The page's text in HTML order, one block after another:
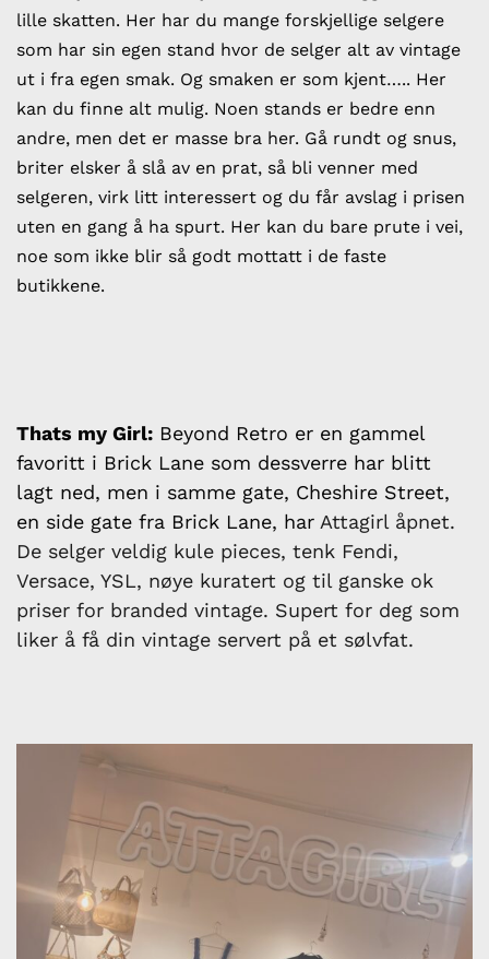
lille skatten. Her har du mange forskjellige selgere
som har sin egen stand hvor de selger alt av vintage
ut i fra egen smak. Og smaken er som kjent….. Her
kan du finne alt mulig. Noen stands er bedre enn
andre, men det er masse bra her. Gå rundt og snus,
briter elsker å slå av en prat, så bli venner med
selgeren, virk litt interessert og du får avslag i prisen
uten en gang å ha spurt. Her kan du bare prute i vei,
noe som ikke blir så godt mottatt i de faste
butikkene.
Thats my Girl: Beyond Retro er en gammel
favoritt i Brick Lane som dessverre har blitt
lagt ned, men i samme gate, Cheshire Street,
en side gate fra Brick Lane, har Attagirl åpnet.
De selger veldig kule pieces, tenk Fendi,
Versace, YSL, nøye kuratert og til ganske ok
priser for branded vintage. Supert for deg som
liker å få din vintage servert på et sølvfat.